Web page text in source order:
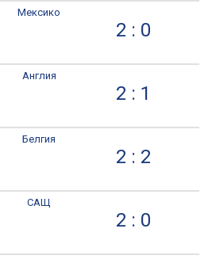
Мексико
2 : 0
Англия
2 : 1
Белгия
2 : 2
САЩ
2 : 0